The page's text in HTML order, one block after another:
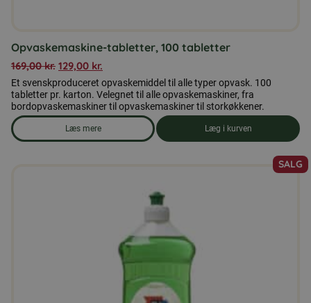
Opvaskemaskine-tabletter, 100 tabletter
169,00kr. 129,00 kr.
Et svenskproduceret opvaskemiddel til alle typer opvask. 100
tabletter pr. karton. Velegnet til alle opvaskemaskiner, fra
bordopvaskemaskiner til opvaskemaskiner til storkøkkener.
Læs mere
om produkten Opvaskemaskine-tabletter, 100 tabletter
Læg i kurven
SALG